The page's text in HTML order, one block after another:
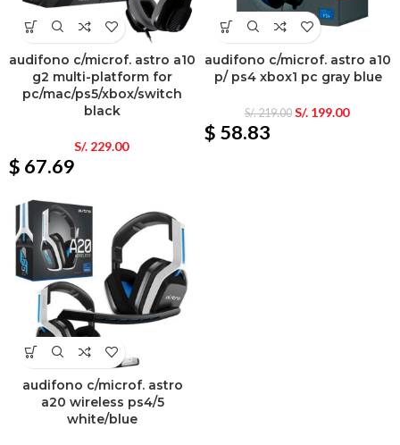
audifono c/microf. astro a10
g2 multi-platform for
pc/mac/ps5/xbox/switch
black
S/.229.00
$ 67.69
audifono c/microf. astro a10
p/ ps4 xbox1 pc gray blue
S/.219.00 S/.199.00
$ 58.83
audifono c/microf. astro
a20 wireless ps4/5
white/blue